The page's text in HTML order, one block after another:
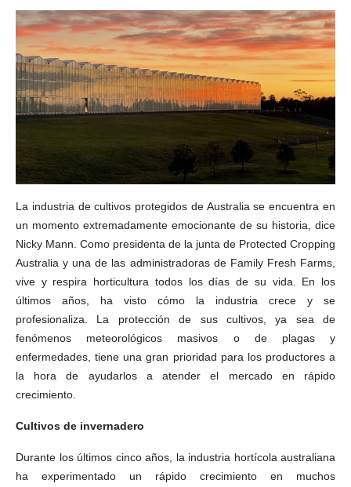
La industria de cultivos protegidos de Australia se encuentra en
un momento extremadamente emocionante de su historia, dice
Nicky Mann. Como presidenta de la junta de Protected Cropping
Australia y una de las administradoras de Family Fresh Farms,
vive y respira horticultura todos los días de su vida. En los
últimos años, ha visto cómo la industria crece y se
profesionaliza. La protección de sus cultivos, ya sea de
fenómenos meteorológicos masivos o de plagas y
enfermedades, tiene una gran prioridad para los productores a
la hora de ayudarlos a atender el mercado en rápido
crecimiento.
Cultivos de invernadero
Durante los últimos cinco años, la industria hortícola australiana
ha experimentado un rápido crecimiento en muchos